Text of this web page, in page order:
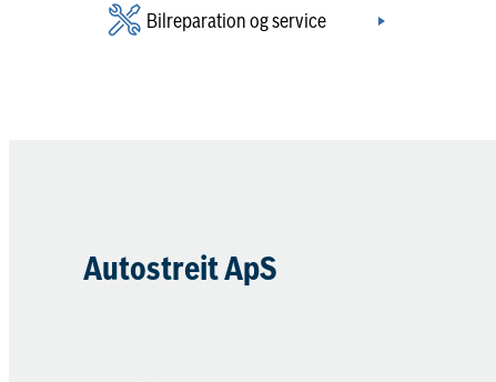
Bilreparation og service
Autostreit ApS